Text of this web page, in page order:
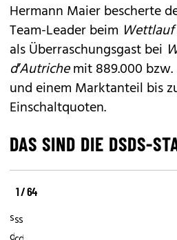
Hermann Maier bescherte
Team-Leader beim
als Überraschungsgast bei
d’Autrichemit 889.000 bzw.
und einem Marktanteil bis
Einschaltquoten.
DAS SIND DIE DSDS-
1 / 64
Deutschland
sucht
Deutschland
sucht
Deutschland
sucht